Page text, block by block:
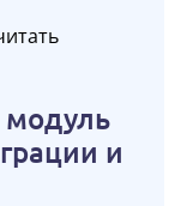
модуль
и